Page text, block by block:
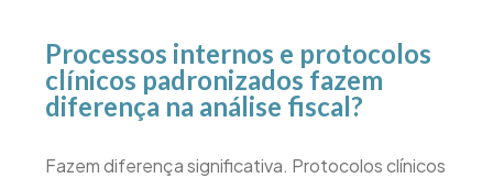
Processos internos e protocolos
clínicos padronizados fazem
diferença na análise fiscal?
Fazem diferença significativa. Protocolos clínicos